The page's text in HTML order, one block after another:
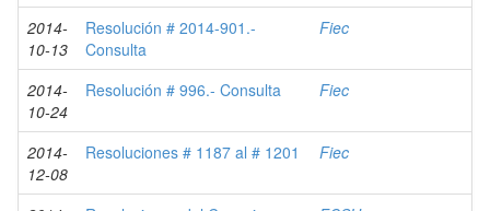
2014-
10-13
Resolución # 2014-901.-
Consulta
Fiec
2014-
10-24
Resolución # 996.- Consulta Fiec
2014-
12-08
Resoluciones # 1187 al # 1201 Fiec